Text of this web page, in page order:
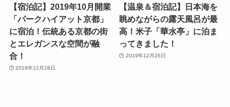
【宿泊記】2019年10月開業
「パークハイアット京都」
に宿泊！伝統ある京都の街
とエレガンスな空間が融
合！
2019年12月28日
【温泉＆宿泊記】日本海を
眺めながらの露天風呂が最
高！米子「華水亭」に泊ま
ってきました！
2019年12月26日